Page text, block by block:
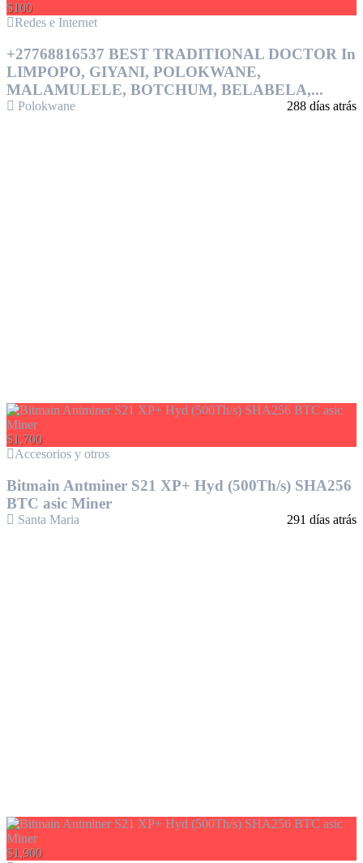
$100
Redes e Internet
+27768816537 BEST TRADITIONAL DOCTOR In
LIMPOPO, GIYANI, POLOKWANE,
MALAMULELE, BOTCHUM, BELABELA,...
Polokwane 288 días atrás
$1,700
Accesorios y otros
Bitmain Antminer S21 XP+ Hyd (500Th/s) SHA256
BTC asic Miner
Santa Maria 291 días atrás
$1,900